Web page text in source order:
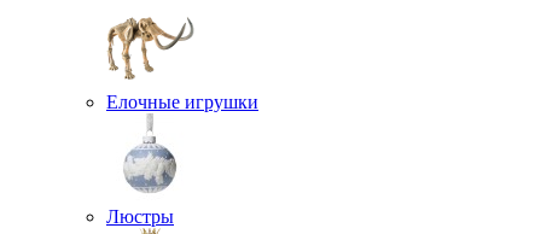
Елочные игрушки
Люстры